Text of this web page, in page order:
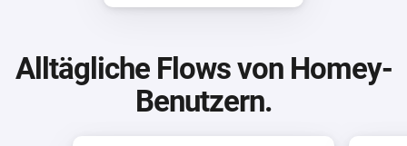
Alltägliche Flows von Homey-
Benutzern.